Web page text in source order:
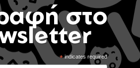
στο
*indicates required